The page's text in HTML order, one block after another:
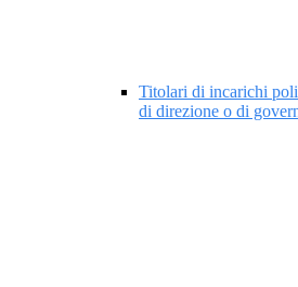
Titolari di incarichi
di direzione o di